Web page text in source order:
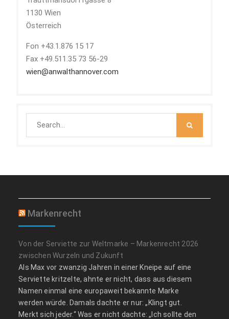
1130 Wien
Österreich
Fon +43.1.876 15 17
Fax +49.511.35 73 56-29
wien@anwalthannover.com
Markenrecht
Von der Serviette zur Weltmarke – Markenrecht 2026
zwischen Wurzeln und Zukunft
Als Max vor zwanzig Jahren in einer Kneipe auf eine
Serviette kritzelte, ahnte er nicht, dass aus diesem
Namen einmal eine europaweit bekannte Marke
werden würde. Damals dachte er nur: „Klingt gut.
Merkt sich jeder.“ Was er nicht dachte: „Ich sollte den